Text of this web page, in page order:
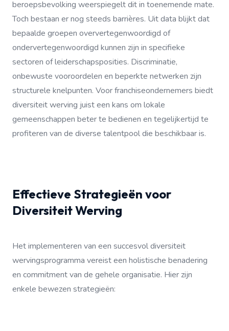
beroepsbevolking weerspiegelt dit in toenemende mate.
Toch bestaan er nog steeds barrières. Uit data blijkt dat
bepaalde groepen oververtegenwoordigd of
ondervertegenwoordigd kunnen zijn in specifieke
sectoren of leiderschapsposities. Discriminatie,
onbewuste vooroordelen en beperkte netwerken zijn
structurele knelpunten. Voor franchiseondernemers biedt
diversiteit werving juist een kans om lokale
gemeenschappen beter te bedienen en tegelijkertijd te
profiteren van de diverse talentpool die beschikbaar is.
Effectieve Strategieën voor
Diversiteit Werving
Het implementeren van een succesvol diversiteit
wervingsprogramma vereist een holistische benadering
en commitment van de gehele organisatie. Hier zijn
enkele bewezen strategieën: